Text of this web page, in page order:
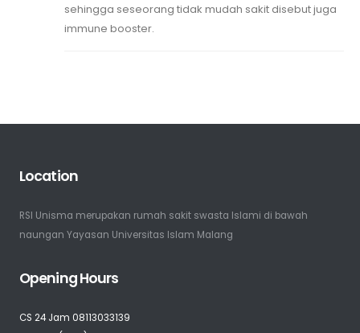
sehingga seseorang tidak mudah sakit disebut juga
immune booster.
Location
RSI Unisma merupakan rumah sakit swasta Islami di bawah
naungan Yayasan Universitas Islam Malang
Opening Hours
CS 24 Jam 08113033139